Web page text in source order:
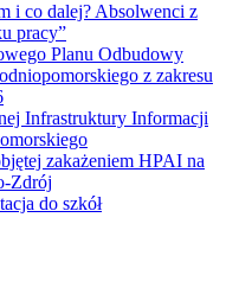
i co dalej? Absolwenci z
pracy”
Planu Odbudowy
z zakresu
Infrastruktury Informacji
zakażeniem HPAI na
Zdrój
do szkół